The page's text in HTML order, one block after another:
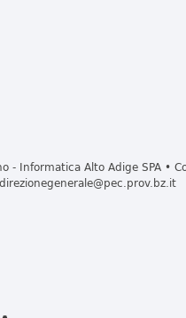
- Informatica Alto Adige SPA •